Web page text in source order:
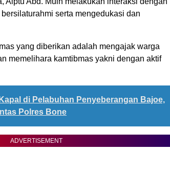
serta mengedukasi dan
yang diberikan adalah mengajak warga
memelihara kamtibmas yakni dengan aktif
di Pelabuhan Penyeberangan Bajoe,
Polres Bone
ADVERTISEMENT